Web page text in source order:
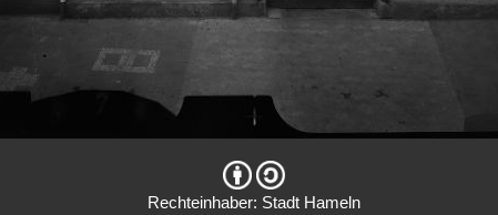
Rechteinhaber: Stadt Hameln